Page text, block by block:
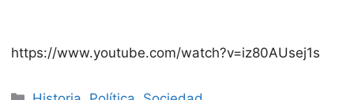
https://www.youtube.com/watch?v=iz80AUsej1s
Categorías